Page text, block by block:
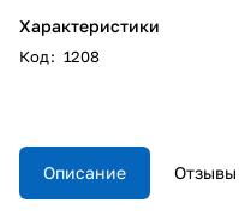
Характеристики
Код: 1208
Описание Отзывы